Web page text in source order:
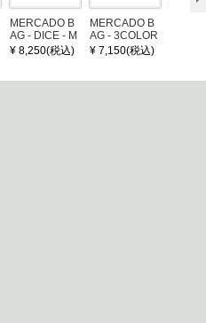
MERCADO B
AG - DICE - M
OSAIC - Black
¥ 8,250(税込)
MERCADO B
AG - 3COLOR
S CHECK - Bl
¥ 7,150(税込)